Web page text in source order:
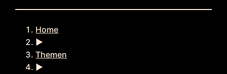
Home
►
Themen
►